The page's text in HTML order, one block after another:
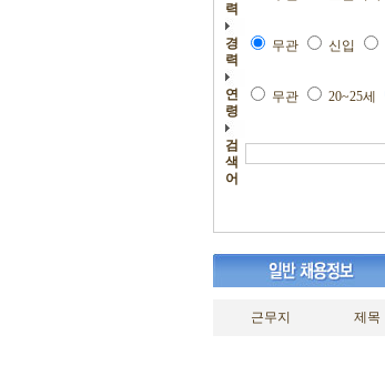
력
경
력
무관 신입
연
령
무관 20~25세
검
색
어
근무지 제목